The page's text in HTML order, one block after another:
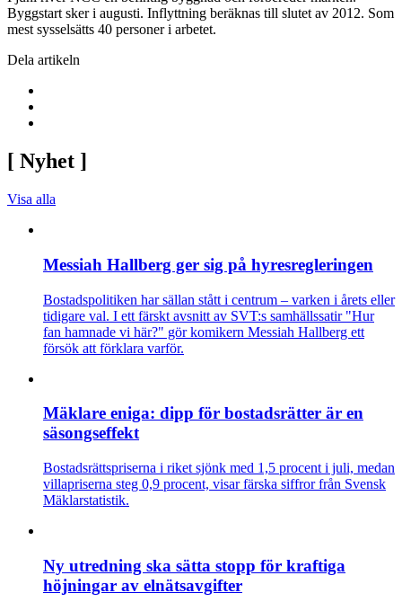
Byggstart sker i augusti. Inflyttning beräknas till slutet av 2012. Som
mest sysselsätts 40 personer i arbetet.
Dela artikeln
[ Nyhet ]
Visa alla
Messiah Hallberg ger sig på hyresregleringen
Bostadspolitiken har sällan stått i centrum – varken i årets eller
tidigare val. I ett färskt avsnitt av SVT:s samhällssatir "Hur
fan hamnade vi här?" gör komikern Messiah Hallberg ett
försök att förklara varför.
Mäklare eniga: dipp för bostadsrätter är en
säsongseffekt
Bostadsrättspriserna i riket sjönk med 1,5 procent i juli, medan
villapriserna steg 0,9 procent, visar färska siffror från Svensk
Mäklarstatistik.
Ny utredning ska sätta stopp för kraftiga
höjningar av elnätsavgifter